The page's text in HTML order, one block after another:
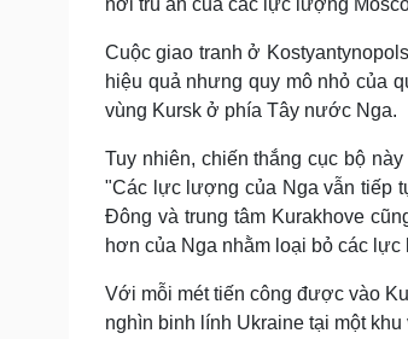
nơi trú ẩn của các lực lượng
Cuộc giao tranh ở
hiệu quả nhưng quy mô nhỏ của
vùng Kursk ở phía Tây nước Nga.
Tuy nhiên, chiến thắng cục bộ
"Các lực lượng của Nga vẫn tiếp
Đông và trung tâm Kurakhove
hơn của Nga nhằm loại bỏ các
Với mỗi mét tiến công được vào
nghìn binh lính Ukraine tại một